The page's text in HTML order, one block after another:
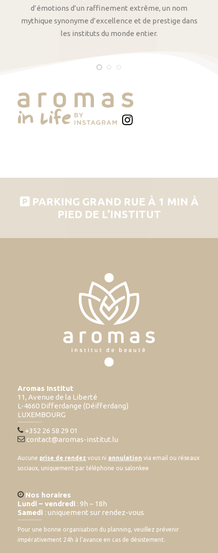
d’émotions d’un raffinement extrême, un nom
mythique synonyme d’excellence et de prestige dans
les instituts du monde entier.
PARKING GRAND RUE À 1 MIN À
PIED DE L’INSTITUT
Aromas Institut
11, Avenue de la Liberté
L-4660 Differdange (Déifferdang)
LUXEMBOURG
+352 26 58 29 01
contact@aromas-institut.lu
Aucune prise de rendez vous ni annulation via email ou réseaux
sociaux, uniquement par téléphone ou salonkee
Nos horaires
Lundi – vendredi : 9h – 18h
Samedi : uniquement sur rendez-vous
Pour une bonne organisation du planning, veuillez prévenir
impérativement 24h à l’avance en cas de désistement.